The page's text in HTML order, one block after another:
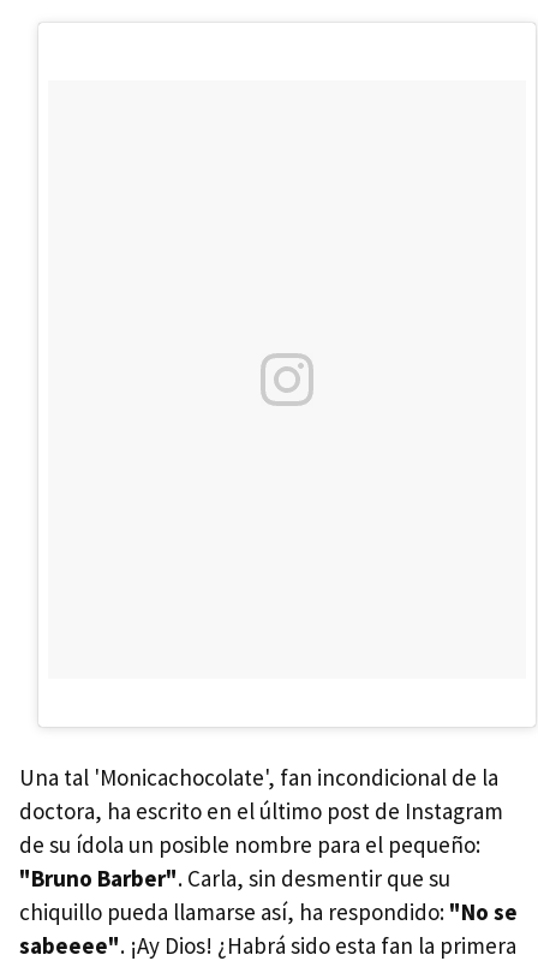
Una tal 'Monicachocolate', fan incondicional de la
doctora, ha escrito en el último post de Instagram
de su ídola un posible nombre para el pequeño:
"Bruno Barber". Carla, sin desmentir que su
chiquillo pueda llamarse así, ha respondido: "No se
sabeeee". ¡Ay Dios! ¿Habrá sido esta fan la primera